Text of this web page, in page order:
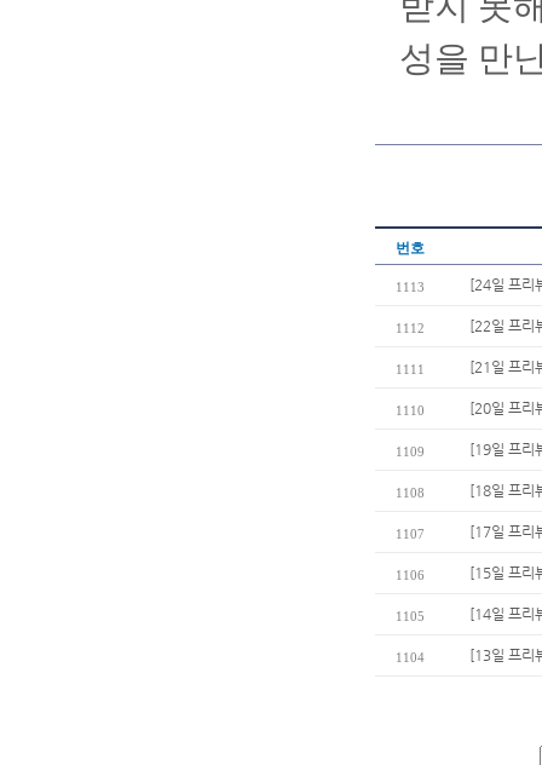
성을 만
번호
1113 [24일 프리
1112 [22일 프리
1111 [21일 프리
1110 [20일 프리
1109 [19일 프리
1108 [18일 프리
1107 [17일 프리
1106 [15일 프리
1105 [14일 프리
1104 [13일 프리